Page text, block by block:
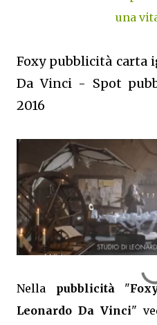
una
Foxy pubblicità carta
Da Vinci - Spot
2016
Nella pubblicità"
Leonardo Da Vinci"